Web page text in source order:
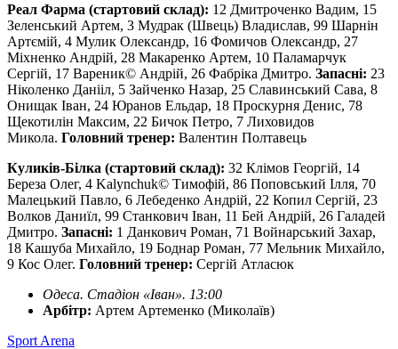
Реал Фарма (стартовий склад): 12 Дмитроченко Вадим, 15
Зеленський Артем, 3 Мудрак (Швець) Владислав, 99 Шарнін
Артємій, 4 Мулик Олександр, 16 Фомичов Олександр, 27
Міхненко Андрій, 28 Макаренко Артем, 10 Паламарчук
Сергій, 17 Вареник© Андрій, 26 Фабріка Дмитро. Запасні: 23
Ніколенко Данііл, 5 Зайченко Назар, 25 Славинський Сава, 8
Онищак Іван, 24 Юранов Ельдар, 18 Проскурня Денис, 78
Щекотилін Максим, 22 Бичок Петро, 7 Лиховидов
Микола. Головний тренер: Валентин Полтавець
Куликів-Білка (стартовий склад): 32 Клімов Георгій, 14
Береза Олег, 4 Kalynchuk© Тимофій, 86 Поповський Ілля, 70
Малецький Павло, 6 Лебеденко Андрій, 22 Копил Сергій, 23
Волков Даниїл, 99 Станкович Іван, 11 Бей Андрій, 26 Галадей
Дмитро. Запасні: 1 Данкович Роман, 71 Войнарський Захар,
18 Кашуба Михайло, 19 Боднар Роман, 77 Мельник Михайло,
9 Кос Олег. Головний тренер: Сергій Атласюк
Одеса. Стадіон «Іван». 13:00
Арбітр: Артем Артеменко (Миколаїв)
Sport Arena